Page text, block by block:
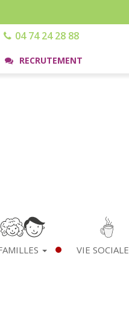
04 74 24 28 88
RECRUTEMENT
VIE SOCIALE